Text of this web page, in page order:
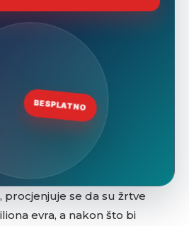
se da su žrtve
evra, a nakon što bi